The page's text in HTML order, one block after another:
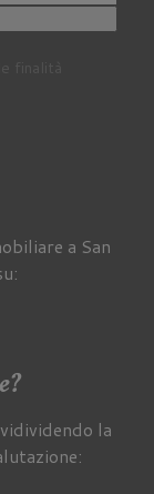
a San
la